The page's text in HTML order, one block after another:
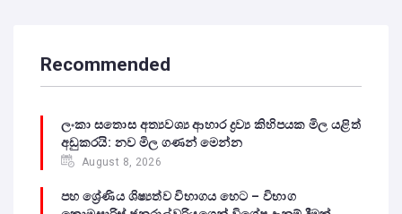
Recommended
ලංකා සතොස අත්‍යවශ්‍ය ආහාර ද්‍රව්‍ය කිහිපයක මිල යළිත්
අඩුකරයි: නව මිල ගණන් මෙන්න
August 8, 2026
පහ ශ්‍රේණිය ශිෂ්‍යත්ව විභාගය හෙට – විභාග